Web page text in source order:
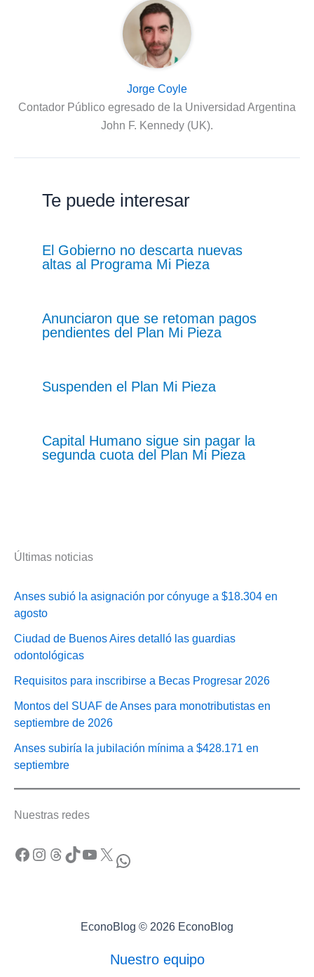
Jorge Coyle
Contador Público egresado de la Universidad Argentina
John F. Kennedy (UK).
Te puede interesar
El Gobierno no descarta nuevas
altas al Programa Mi Pieza
Anunciaron que se retoman pagos
pendientes del Plan Mi Pieza
Suspenden el Plan Mi Pieza
Capital Humano sigue sin pagar la
segunda cuota del Plan Mi Pieza
Últimas noticias
Anses subió la asignación por cónyuge a $18.304 en
agosto
Ciudad de Buenos Aires detalló las guardias
odontológicas
Requisitos para inscribirse a Becas Progresar 2026
Montos del SUAF de Anses para monotributistas en
septiembre de 2026
Anses subiría la jubilación mínima a $428.171 en
septiembre
Nuestras redes
Facebook Instagram Threads TikTok YouTube X WhatsApp
EconoBlog © 2026 EconoBlog
Nuestro equipo